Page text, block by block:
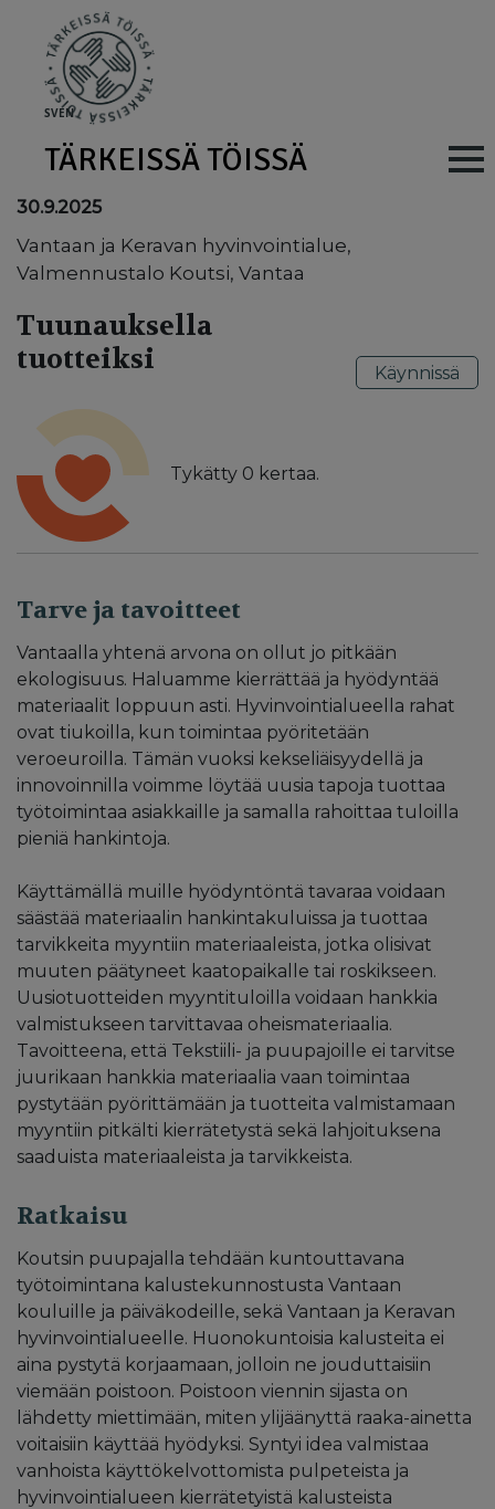
SVEN
TÄRKEISSÄ TÖISSÄ Main
30.9.2025
Vantaan ja Keravan hyvinvointialue,
Valmennustalo Koutsi, Vantaa
Tuunauksella
tuotteiksi
Tykätty 0 kertaa.
Käynnissä
Tarve ja tavoitteet
Vantaalla yhtenä arvona on ollut jo pitkään
ekologisuus. Haluamme kierrättää ja hyödyntää
materiaalit loppuun asti. Hyvinvointialueella rahat
ovat tiukoilla, kun toimintaa pyöritetään
veroeuroilla. Tämän vuoksi kekseliäisyydellä ja
innovoinnilla voimme löytää uusia tapoja tuottaa
työtoimintaa asiakkaille ja samalla rahoittaa tuloilla
pieniä hankintoja.
Käyttämällä muille hyödyntöntä tavaraa voidaan
säästää materiaalin hankintakuluissa ja tuottaa
tarvikkeita myyntiin materiaaleista, jotka olisivat
muuten päätyneet kaatopaikalle tai roskikseen.
Uusiotuotteiden myyntituloilla voidaan hankkia
valmistukseen tarvittavaa oheismateriaalia.
Tavoitteena, että Tekstiili- ja puupajoille ei tarvitse
juurikaan hankkia materiaalia vaan toimintaa
pystytään pyörittämään ja tuotteita valmistamaan
myyntiin pitkälti kierrätetystä sekä lahjoituksena
saaduista materiaaleista ja tarvikkeista.
Ratkaisu
Koutsin puupajalla tehdään kuntouttavana
työtoimintana kalustekunnostusta Vantaan
kouluille ja päiväkodeille, sekä Vantaan ja Keravan
hyvinvointialueelle. Huonokuntoisia kalusteita ei
aina pystytä korjaamaan, jolloin ne jouduttaisiin
viemään poistoon. Poistoon viennin sijasta on
lähdetty miettimään, miten ylijäänyttä raaka-ainetta
voitaisiin käyttää hyödyksi. Syntyi idea valmistaa
vanhoista käyttökelvottomista pulpeteista ja
hyvinvointialueen kierrätetyistä kalusteista